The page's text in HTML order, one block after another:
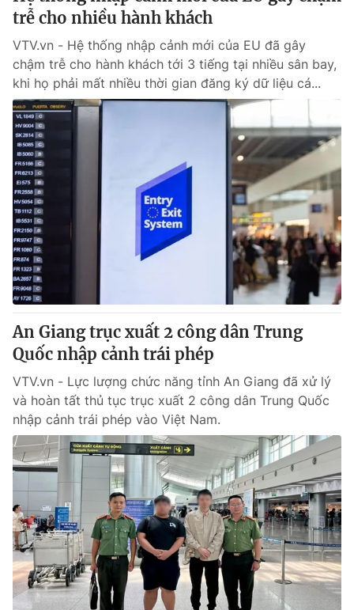
trễ cho nhiều hành khách
VTV.vn - Hệ thống nhập cảnh mới của EU đã gây
chậm trễ cho hành khách tới 3 tiếng tại nhiều sân bay,
khi họ phải mất nhiều thời gian đăng ký dữ liệu cá...
An Giang trục xuất 2 công dân Trung
Quốc nhập cảnh trái phép
VTV.vn - Lực lượng chức năng tỉnh An Giang đã xử lý
và hoàn tất thủ tục trục xuất 2 công dân Trung Quốc
nhập cảnh trái phép vào Việt Nam.